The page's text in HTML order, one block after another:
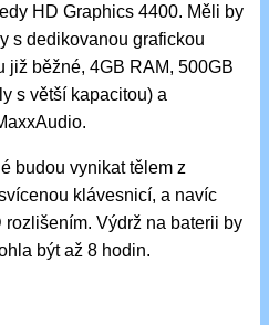
HD Graphics 4400. Měli by
s dedikovanou grafickou
již běžné, 4GB RAM, 500GB
s větší kapacitou) a
budou vynikat tělem z
klávesnicí, a navíc
Výdrž na baterii by
být až 8 hodin.